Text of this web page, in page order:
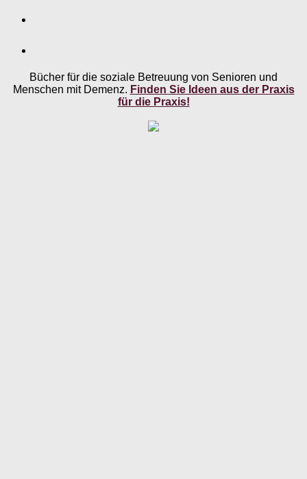
Bücher für die soziale Betreuung von Senioren und
Menschen mit Demenz. Finden Sie Ideen aus der Praxis
für die Praxis!